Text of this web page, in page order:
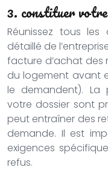
3. constituer votre
Réunissez tous les
détaillé de
facture d’achat des
du logement avant
le demandent).
votre dossier sont
peut entraîner des
demande. Il est
exigences
refus.